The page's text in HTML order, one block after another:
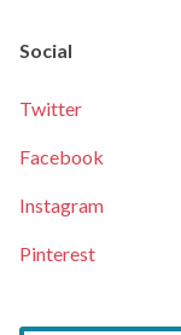
Social
Twitter
Facebook
Instagram
Pinterest